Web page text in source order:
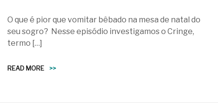
O que é pior que vomitar bêbado na mesa de natal do
seu sogro? Nesse episódio investigamos o Cringe,
termo […]
READ MORE >>